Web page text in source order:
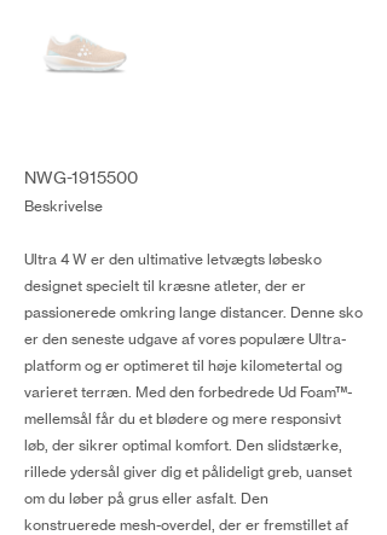
NWG-1915500
Beskrivelse
Ultra 4 W er den ultimative letvægts løbesko
designet specielt til kræsne atleter, der er
passionerede omkring lange distancer. Denne sko
er den seneste udgave af vores populære Ultra-
platform og er optimeret til høje kilometertal og
varieret terræn. Med den forbedrede Ud Foam™-
mellemsål får du et blødere og mere responsivt
løb, der sikrer optimal komfort. Den slidstærke,
rillede ydersål giver dig et pålideligt greb, uanset
om du løber på grus eller asfalt. Den
konstruerede mesh-overdel, der er fremstillet af